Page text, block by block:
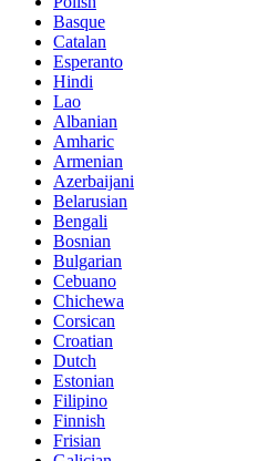
Basque
Catalan
Esperanto
Hindi
Lao
Albanian
Amharic
Armenian
Azerbaijani
Belarusian
Bengali
Bosnian
Bulgarian
Cebuano
Chichewa
Corsican
Croatian
Dutch
Estonian
Filipino
Finnish
Frisian